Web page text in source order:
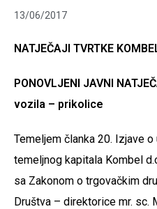
13/06/2017
NATJEČAJI TVRTKE
PONOVLJENI JAVNI
vozila – prikolice
Temeljem članka 20. Izjave
temeljnog kapitala Kombel
sa Zakonom o trgovačkim
Društva – direktorice mr. sc.